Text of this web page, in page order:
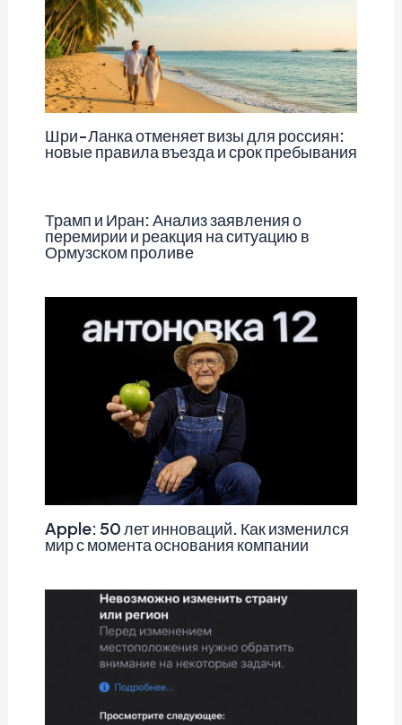
Шри-Ланка отменяет визы для россиян:
новые правила въезда и срок пребывания
Трамп и Иран: Анализ заявления о
перемирии и реакция на ситуацию в
Ормузском проливе
Apple: 50 лет инноваций. Как изменился
мир с момента основания компании